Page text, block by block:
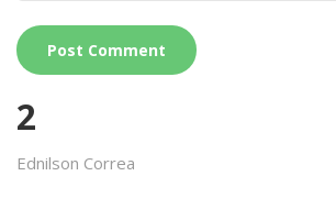
2
Ednilson Correa